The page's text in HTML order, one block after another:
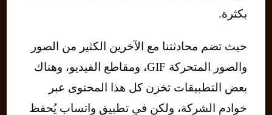
بكثرة.
حيث تضم محادثتنا مع الآخرين الكثير من الصور
والصور المتحركة GIF، ومقاطع الفيديو، وهناك
بعض التطبيقات تخزن كل هذا المحتوى عبر
خوادم الشركة، ولكن في تطبيق واتساب يُحفظ